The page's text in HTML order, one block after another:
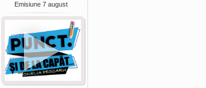
Emisiune 7 august